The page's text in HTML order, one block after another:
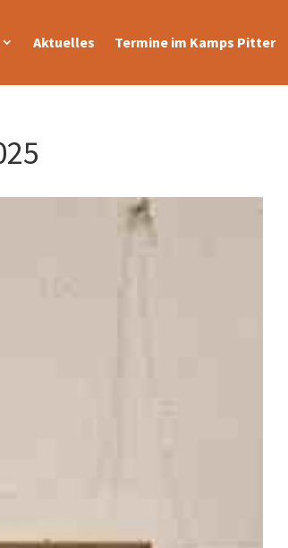
Aktuelles Termine im Kamps Pitter